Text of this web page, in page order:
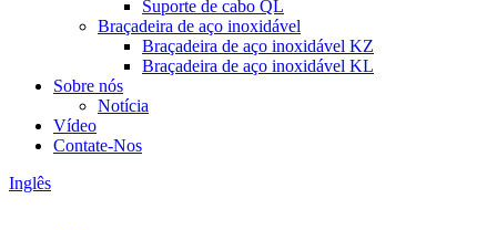
Suporte de cabo QL
Braçadeira de aço inoxidável
Braçadeira de aço inoxidável KZ
Braçadeira de aço inoxidável KL
Sobre nós
Notícia
Vídeo
Contate-Nos
Inglês